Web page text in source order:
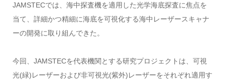
JAMSTECでは、海中探査機を適用した光学海底探査に焦点を
当て、詳細かつ精細に海底を可視化する海中レーザースキャナ
ーの開発に取り組んできた。
今回、JAMSTECを代表機関とする研究プロジェクトは、可視
光(緑)レーザーおよび非可視光(紫外)レーザーをそれぞれ適用す